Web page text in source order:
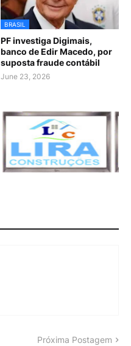
BRASIL
PF investiga Digimais,
banco de Edir Macedo, por
suposta fraude contábil
June 23, 2026
Próxima Postagem